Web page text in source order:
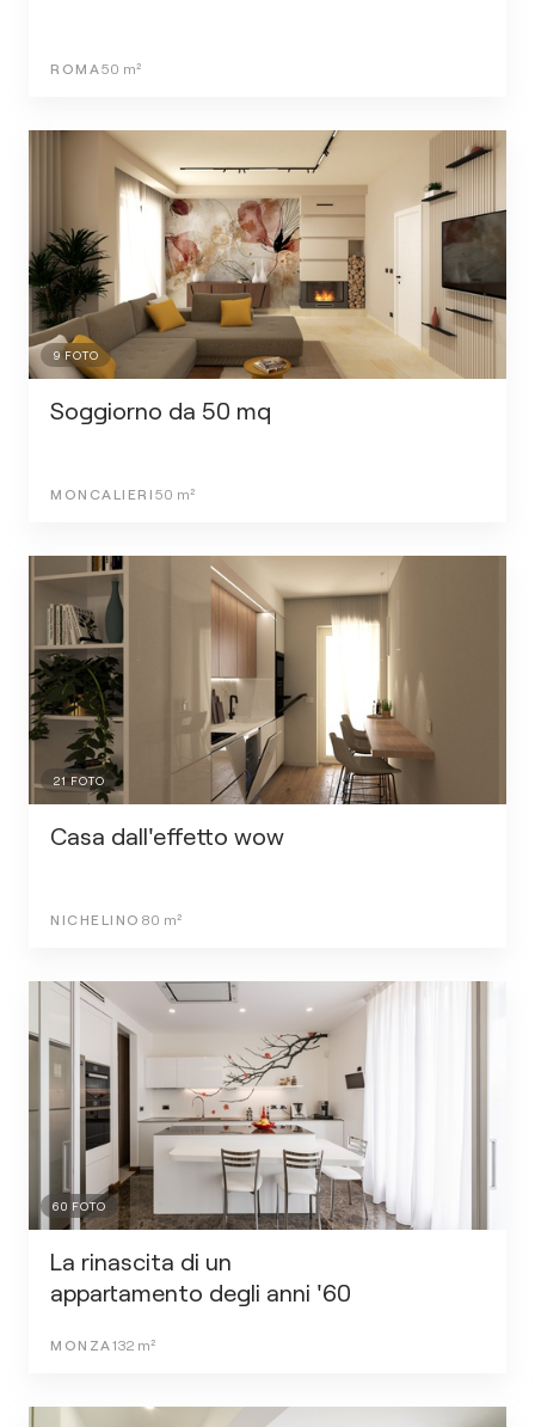
ROMA 50 m²
9 FOTO
Soggiorno da 50 mq
MONCALIERI 50 m²
21FOTO
Casa dall'effetto wow
NICHELINO 80 m²
60 FOTO
La rinascita di un
appartamento degli anni '60
MONZA 132m²